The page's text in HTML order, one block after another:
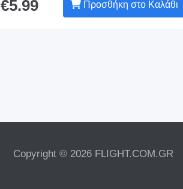
€5.99 Προσθήκη στο Καλάθι
Copyright © 2026 FLIGHT.COM.GR